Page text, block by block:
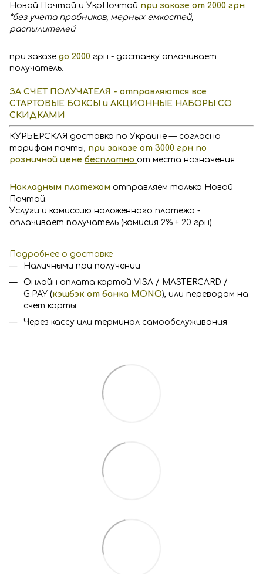
Новой Почтой и УкрПочтой при заказе от 2000 грн
*без учета пробников, мерных емкостей,
распылителей
при заказе до 2000 грн - доставку оплачивает
получатель.
ЗА СЧЕТ ПОЛУЧАТЕЛЯ - отправляются все
СТАРТОВЫЕ БОКСЫ и АКЦИОННЫЕ НАБОРЫ СО
СКИДКАМИ
КУРЬЕРСКАЯ доставка по Украине — согласно
тарифам почты, при заказе от 3000 грн по
розничной цене бесплатно от места назначения
Накладным платежом отправляем только Новой
Почтой.
Услуги и комиссию наложенного платежа -
оплачивает получатель (комисия 2% + 20 грн)
Подробнее о доставке
Наличными при получении
Онлайн оплата картой VISA / MASTERCARD /
G.PAY (кэшбэк от банка MONO), или переводом на
счет карты
Через кассу или терминал самообслуживания